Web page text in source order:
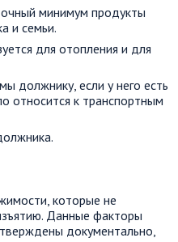
минимум продукты
и семьи.
для отопления и для
должнику, если у него есть
относится к транспортным
которые не
Данные факторы
документально,